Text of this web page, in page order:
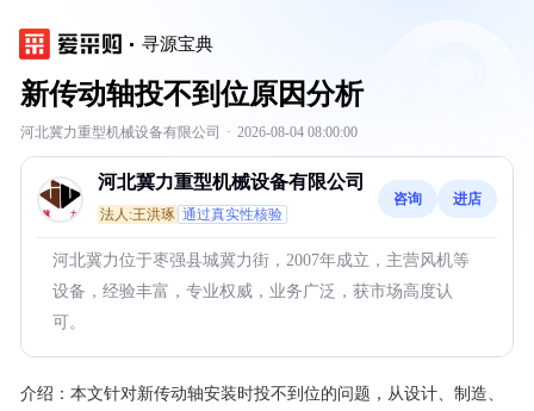
寻源宝典
新传动轴投不到位原因分析
河北冀力重型机械设备有限公司 · 2026-08-04 08:00:00
河北冀力重型机械设备有限公司
法人:王洪琢 通过真实性核验
咨询 进店
河北冀力位于枣强县城冀力街，2007年成立，主营风机等
设备，经验丰富，专业权威，业务广泛，获市场高度认
可。
介绍： 本文针对新传动轴安装时投不到位的问题，从设计、制造、